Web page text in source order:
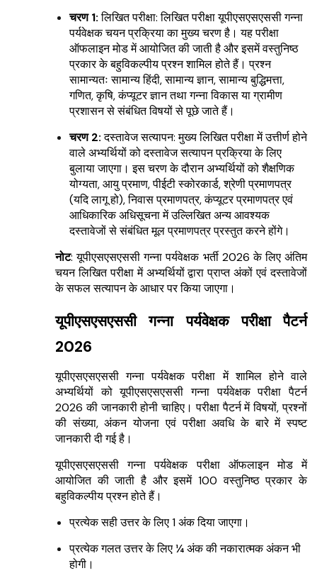
चरण 1:लिखित परीक्षा: लिखित परीक्षा यूपीएसएसएससी गन्ना
पर्यवेक्षक चयन प्रक्रिया का मुख्य चरण है। यह परीक्षा
ऑफलाइन मोड में आयोजित की जाती है और इसमें वस्तुनिष्ठ
प्रकार के बहुविकल्पीय प्रश्न शामिल होते हैं। प्रश्न
सामान्यतः सामान्य हिंदी, सामान्य ज्ञान, सामान्य बुद्धिमत्ता,
गणित, कृषि, कंप्यूटर ज्ञान तथा गन्ना विकास या ग्रामीण
प्रशासन से संबंधित विषयों से पूछे जाते हैं।
चरण 2:दस्तावेज सत्यापन: मुख्य लिखित परीक्षा में उत्तीर्ण होने
वाले अभ्यर्थियों को दस्तावेज सत्यापन प्रक्रिया के लिए
बुलाया जाएगा। इस चरण के दौरान अभ्यर्थियों को शैक्षणिक
योग्यता, आयु प्रमाण, पीईटी स्कोरकार्ड, श्रेणी प्रमाणपत्र
(यदि लागू हो), निवास प्रमाणपत्र, कंप्यूटर प्रमाणपत्र एवं
आधिकारिक अधिसूचना में उल्लिखित अन्य आवश्यक
दस्तावेजों से संबंधित मूल प्रमाणपत्र प्रस्तुत करने होंगे।
नोट: यूपीएसएसएससी गन्ना पर्यवेक्षक भर्ती 2026 के लिए अंतिम
चयन लिखित परीक्षा में अभ्यर्थियों द्वारा प्राप्त अंकों एवं दस्तावेजों
के सफल सत्यापन के आधार पर किया जाएगा।
यूपीएसएसएससी गन्ना पर्यवेक्षक परीक्षा पैटर्न
2026
यूपीएसएसएससी गन्ना पर्यवेक्षक परीक्षा में शामिल होने वाले
अभ्यर्थियों को यूपीएसएसएससी गन्ना पर्यवेक्षक परीक्षा पैटर्न
2026 की जानकारी होनी चाहिए। परीक्षा पैटर्न में विषयों, प्रश्नों
की संख्या, अंकन योजना एवं परीक्षा अवधि के बारे में स्पष्ट
जानकारी दी गई है।
यूपीएसएसएससी गन्ना पर्यवेक्षक परीक्षा ऑफलाइन मोड में
आयोजित की जाती है और इसमें 100 वस्तुनिष्ठ प्रकार के
बहुविकल्पीय प्रश्न होते हैं।
प्रत्येक सही उत्तर के लिए 1 अंक दिया जाएगा।
प्रत्येक गलत उत्तर के लिए ¼ अंक की नकारात्मक अंकन भी
होगी।